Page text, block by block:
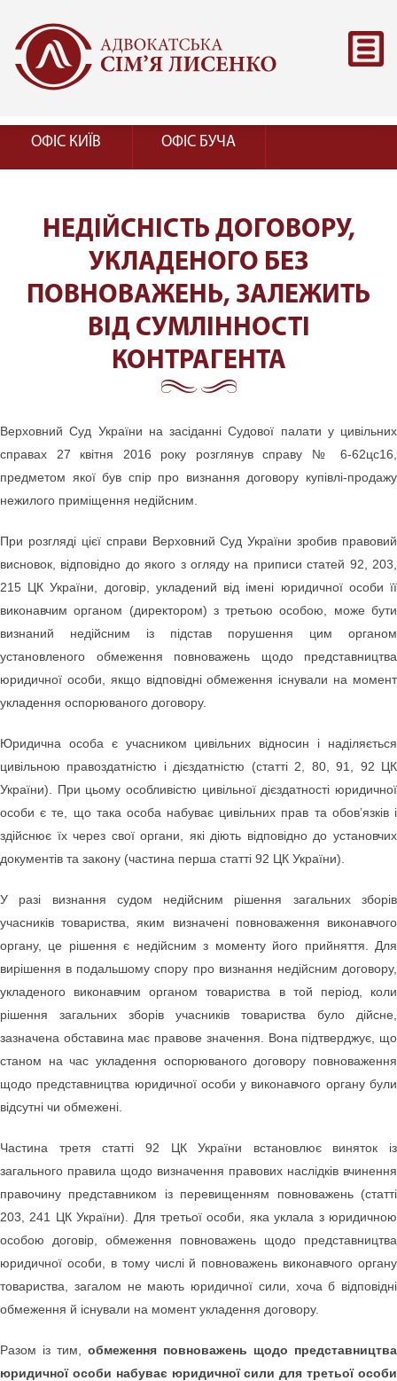
ОФІС КИЇВ ОФІС БУЧА
НЕДІЙСНІСТЬ ДОГОВОРУ,
УКЛАДЕНОГО БЕЗ
ПОВНОВАЖЕНЬ, ЗАЛЕЖИТЬ
ВІД СУМЛІННОСТІ
КОНТРАГЕНТА
Верховний Суд України на засіданні Судової палати у цивільних
справах 27 квітня 2016 року розглянув справу № 6-62цс16,
предметом якої був спір про визнання договору купівлі-продажу
нежилого приміщення недійсним.
При розгляді цієї справи Верховний Суд України зробив правовий
висновок, відповідно до якого з огляду на приписи статей 92, 203,
215 ЦК України, договір, укладений від імені юридичної особи її
виконавчим органом (директором) з третьою особою, може бути
визнаний недійсним із підстав порушення цим органом
установленого обмеження повноважень щодо представництва
юридичної особи, якщо відповідні обмеження існували на момент
укладення оспорюваного договору.
Юридична особа є учасником цивільних відносин і наділяється
цивільною правоздатністю і дієздатністю (статті 2, 80, 91, 92 ЦК
України). При цьому особливістю цивільної дієздатності юридичної
особи є те, що така особа набуває цивільних прав та обов’язків і
здійснює їх через свої органи, які діють відповідно до установчих
документів та закону (частина перша статті 92 ЦК України).
У разі визнання судом недійсним рішення загальних зборів
учасників товариства, яким визначені повноваження виконавчого
органу, це рішення є недійсним з моменту його прийняття. Для
вирішення в подальшому спору про визнання недійсним договору,
укладеного виконавчим органом товариства в той період, коли
рішення загальних зборів учасників товариства було дійсне,
зазначена обставина має правове значення. Вона підтверджує, що
станом на час укладення оспорюваного договору повноваження
щодо представництва юридичної особи у виконавчого органу були
відсутні чи обмежені.
Частина третя статті 92 ЦК України встановлює виняток із
загального правила щодо визначення правових наслідків вчинення
правочину представником із перевищенням повноважень (статті
203, 241 ЦК України). Для третьої особи, яка уклала з юридичною
особою договір, обмеження повноважень щодо представництва
юридичної особи, в тому числі й повноважень виконавчого органу
товариства, загалом не мають юридичної сили, хоча б відповідні
обмеження й існували на момент укладення договору.
Разом із тим, обмеження повноважень щодо представництва
юридичної особи набуває юридичної сили для третьої особи